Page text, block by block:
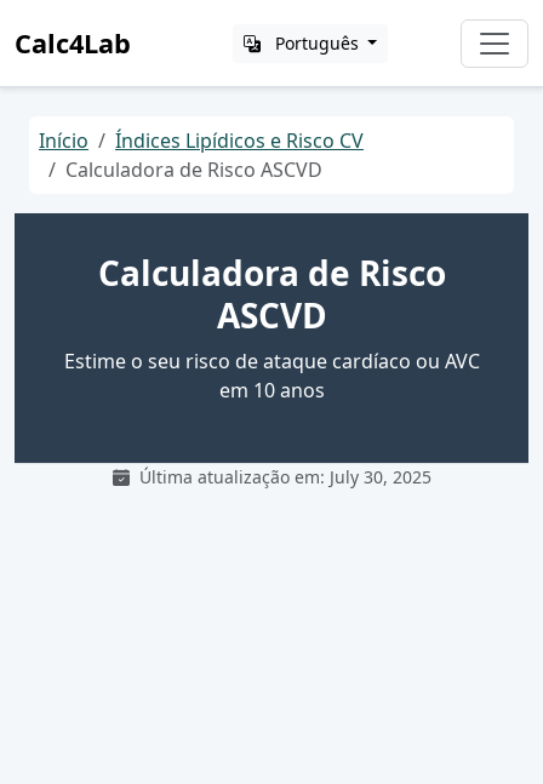
Calc4Lab Português
Início
Índices Lipídicos e Risco CV
Calculadora de Risco ASCVD
Calculadora de Risco
ASCVD
Estime o seu risco de ataque cardíaco ou AVC
em 10 anos
Última atualização em: July 30, 2025